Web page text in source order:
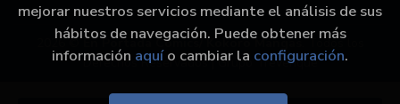
2026 © En Portada Comics/ Kokoro Mangas. Todos los
Derechos Reservados |Grupo Trevenque
mejorar nuestros servicios mediante el análisis de sus
hábitos de navegación. Puede obtener más
información aquío cambiar la configuración.